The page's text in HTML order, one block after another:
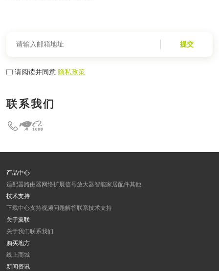
提交
请阅读并同意隐私政策
联系我们
产品中心
适配器路由器网络扩展信号放大器智能家居配件其他
技术支持
下载中心支持视频问题解答联系技术支持
关于翼联
关于我们联系我们
购买地方
线上商城
新闻资讯